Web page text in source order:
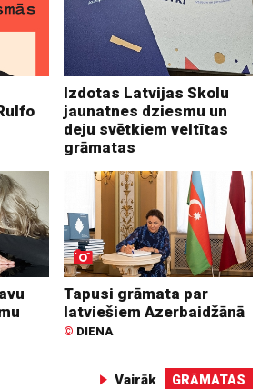
Izdotas Latvijas Skolu
jaunatnes dziesmu un
deju svētkiem veltītas
grāmatas
Tapusi grāmata par
latviešiem Azerbaidžānā
© DIENA
Vairāk GRĀMATAS